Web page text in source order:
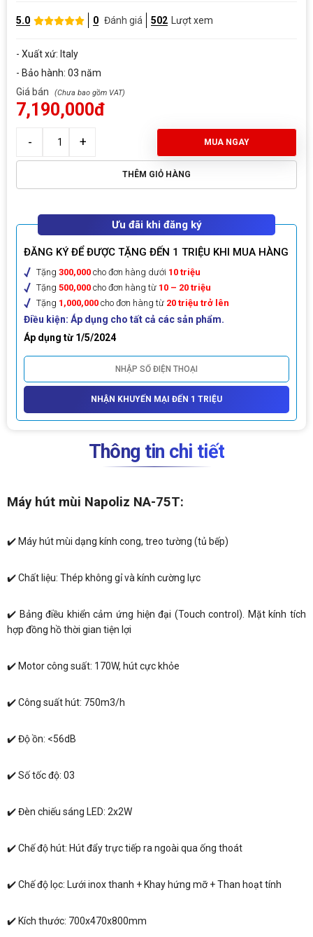
5.0 0 Đánh giá 502 Lượt xem
- Xuất xứ: Italy
- Bảo hành: 03 năm
Giá bán
7,190,000đ
MUA NGAY
THÊM GIỎ HÀNG
Ưu đãi khi đăng ký
ĐĂNG KÝ ĐỂ ĐƯỢC TẶNG ĐẾN 1 TRIỆU KHI MUA HÀNG
Tặng 300,000 cho đơn hàng dưới 10 triệu
Tặng 500,000 cho đơn hàng từ 10 – 20 triệu
Tặng 1,000,000 cho đơn hàng từ 20 triệu trở lên
Điều kiện: Áp dụng cho tất cả các sản phẩm.
Áp dụng từ 1/5/2024
NHẬN KHUYẾN MẠI ĐẾN 1 TRIỆU
Thông tin chi tiết
Máy hút mùi Napoliz NA-75T:
✔️ Máy hút mùi dạng kính cong, treo tường (tủ bếp)
✔️ Chất liệu: Thép không gỉ và kính cường lực
✔️ Bảng điều khiển cảm ứng hiện đại (Touch control). Mặt kính tích
hợp đồng hồ thời gian tiện lợi
✔️ Motor công suất: 170W, hút cực khỏe
✔️ Công suất hút: 750m3/h
✔️ Độ ồn: <56dB
✔️ Số tốc độ: 03
✔️ Đèn chiếu sáng LED: 2x2W
✔️ Chế độ hút: Hút đẩy trực tiếp ra ngoài qua ống thoát
✔️ Chế độ lọc: Lưới inox thanh + Khay hứng mỡ + Than hoạt tính
✔️ Kích thước: 700x470x800mm